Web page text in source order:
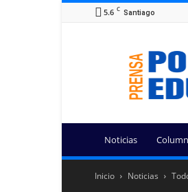
5.6 C Santiago
Portal
Educa
Noticias
Inicio Noticias